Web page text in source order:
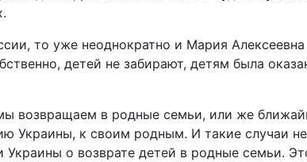
то уже неоднократно и Мария
детей не забирают, детям была
возвращаем в родные семьи, или же
Украины, к своим родным. И такие случаи
о возврате детей в родные семьи.